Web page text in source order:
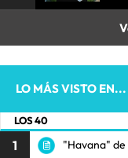
LO MÁS VISTO EN...
LOS 40
1 "Havana"